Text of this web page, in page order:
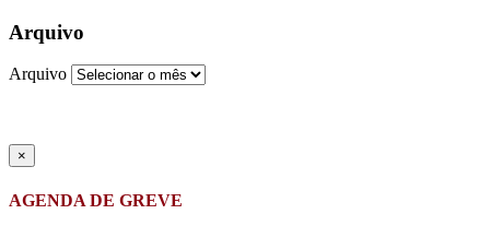
Arquivo
Arquivo
×
AGENDA DE GREVE